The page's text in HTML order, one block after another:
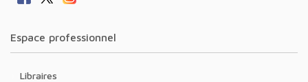
Espace professionnel
Libraires